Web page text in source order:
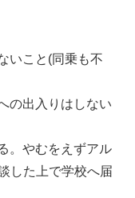
いこと(同乗も不
の出入りはしない
。やむをえずアル
した上で学校へ届